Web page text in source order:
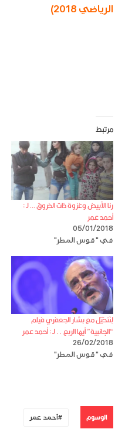
الرياضي 2018)
مرتبط
رنا الأبيض وغزوة ذات الخروق … لـ :
أحمد عمر
05/01/2018
في "قوس المطر"
لِنَتخيّل مع بشار الجعفري فيلم
“الجانبية” أيها الربع .. لـ : أحمد عمر
26/02/2018
في "قوس المطر"
الوسوم أحمد عمر